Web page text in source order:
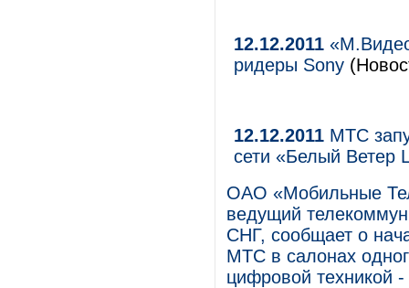
12.12.2011
ридеры Sony
12.12.2011 МТС
сети «Белый Ветер
ОАО «Мобильные
ведущий
СНГ, сообщает о
МТС в салонах
цифровой техникой